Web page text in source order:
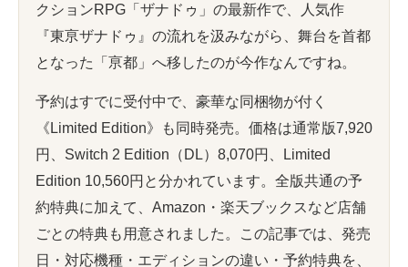
クションRPG「ザナドゥ」の最新作で、人気作
『東亰ザナドゥ』の流れを汲みながら、舞台を首都
となった「亰都」へ移したのが今作なんですね。
予約はすでに受付中で、豪華な同梱物が付く
《Limited Edition》も同時発売。価格は通常版7,920
円、Switch 2 Edition（DL）8,070円、Limited
Edition 10,560円と分かれています。全版共通の予
約特典に加えて、Amazon・楽天ブックスなど店舗
ごとの特典も用意されました。この記事では、発売
日・対応機種・エディションの違い・予約特典を、